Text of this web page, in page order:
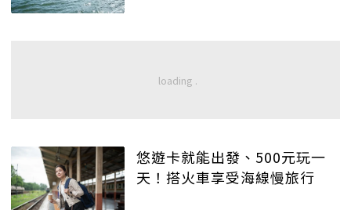
悠遊卡就能出發、500元玩一
天！搭火車享受海線慢旅行